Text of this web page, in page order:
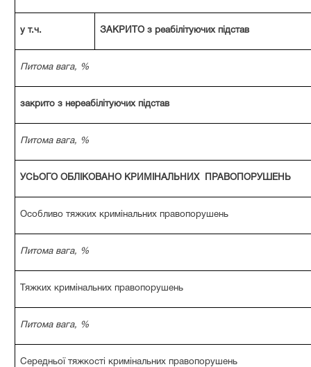
у т.ч. ЗАКРИТО з реабілітуючих підстав
Питома вага, %
закрито з нереабілітуючих підстав
Питома вага, %
УСЬОГО ОБЛІКОВАНО КРИМІНАЛЬНИХ ПРАВОПОРУШЕНЬ
Особливо тяжких кримінальних правопорушень
Питома вага, %
Тяжких кримінальних правопорушень
Питома вага, %
Середньої тяжкості кримінальних правопорушень